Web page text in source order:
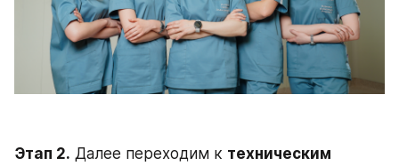
Этап 2. Далее переходим к техническим